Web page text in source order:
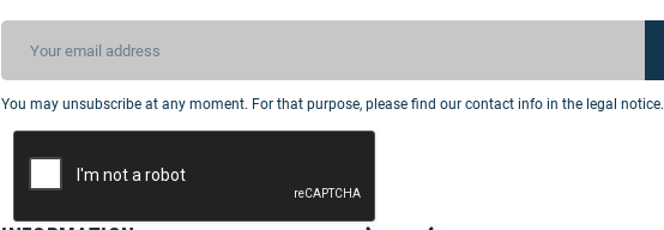
You may unsubscribe at any moment. For that purpose, please find our contact info in the legal notice.